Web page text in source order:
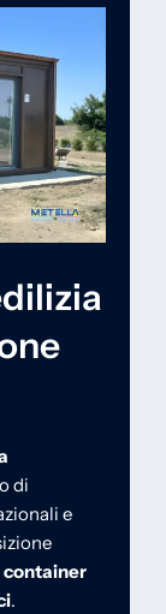
di
e
container
.